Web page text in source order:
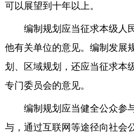
可以展望到十年以上。
编制规划应当征求本级人
他有关单位的意见。编制发展
划、区域规划，还应当征求本
专门委员会的意见。
编制规划应当健全公众参
与，通过互联网等途径向社会